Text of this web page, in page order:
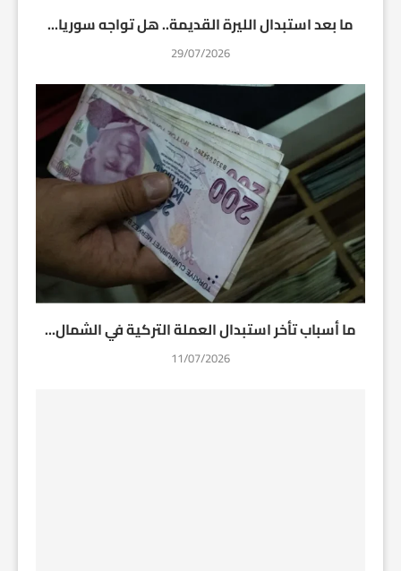
ما بعد استبدال الليرة القديمة.. هل تواجه سوريا...
29/07/2026
ما أسباب تأخر استبدال العملة التركية في الشمال...
11/07/2026